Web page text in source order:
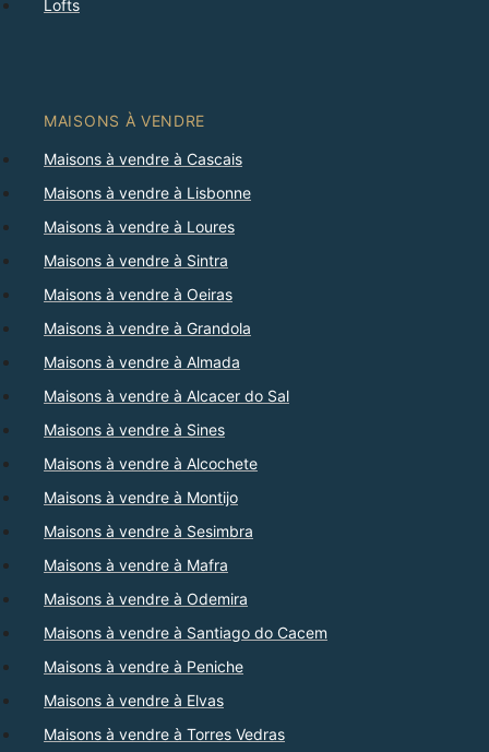
Lofts
MAISONS À VENDRE
Maisons à vendre à Cascais
Maisons à vendre à Lisbonne
Maisons à vendre à Loures
Maisons à vendre à Sintra
Maisons à vendre à Oeiras
Maisons à vendre à Grandola
Maisons à vendre à Almada
Maisons à vendre à Alcacer do Sal
Maisons à vendre à Sines
Maisons à vendre à Alcochete
Maisons à vendre à Montijo
Maisons à vendre à Sesimbra
Maisons à vendre à Mafra
Maisons à vendre à Odemira
Maisons à vendre à Santiago do Cacem
Maisons à vendre à Peniche
Maisons à vendre à Elvas
Maisons à vendre à Torres Vedras